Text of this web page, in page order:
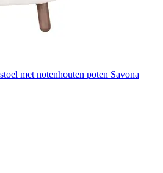
met notenhouten poten Savona